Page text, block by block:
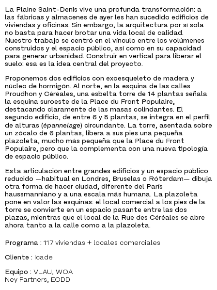
La Plaine Saint-Denis vive una profunda transformación: a
las fábricas y almacenes de ayer les han sucedido edificios de
viviendas y oficinas. Sin embargo, la arquitectura por sí sola
no basta para hacer brotar una vida local de calidad.
Nuestro trabajo se centró en el vínculo entre los volúmenes
construidos y el espacio público, así como en su capacidad
para generar urbanidad. Construir en vertical para liberar el
suelo: esa es la idea central del proyecto.
Proponemos dos edificios con exoesqueleto de madera y
núcleo de hormigón. Al norte, en la esquina de las calles
Proudhon y Céréales, una esbelta torre de 14 plantas señala
la esquina suroeste de la Place du Front Populaire,
destacando claramente de las masas colindantes. El
segundo edificio, de entre 6 y 8 plantas, se integra en el perfil
de alturas (épannelage) circundante. La torre, asentada sobre
un zócalo de 6 plantas, libera a sus pies una pequeña
plazoleta, mucho más pequeña que la Place du Front
Populaire, pero que la complementa con una nueva tipología
de espacio público.
Esta articulación entre grandes edificios y un espacio público
reducido —habitual en Londres, Bruselas o Róterdam— dibuja
otra forma de hacer ciudad, diferente del París
haussmanniano y a una escala más humana. La plazoleta
pone en valor las esquinas: el local comercial a los pies de la
torre se convierte en un espacio pasante entre las dos
plazas, mientras que el local de la Rue des Céréales se abre
ahora tanto a la calle como a la plazoleta.
Programa : 117 viviendas + locales comerciales
Cliente : Icade
Equipo : VLAU, WOA
Ney Partners, EODD